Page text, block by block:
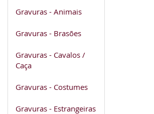
Gravuras - Animais
Gravuras - Brasões
Gravuras - Cavalos /
Caça
Gravuras - Costumes
Gravuras - Estrangeiras